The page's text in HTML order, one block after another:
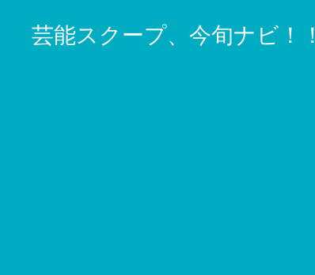
芸能スクープ、今旬ナビ！！